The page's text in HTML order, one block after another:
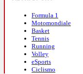
Formula 1
Motomondiale
Basket
Tennis
Running
Volley
eSports
Ciclismo